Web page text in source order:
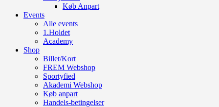
Køb Anpart
Events
Alle events
1.Holdet
Academy
Shop
Billet/Kort
FREM Webshop
Sportyfied
Akademi Webshop
Køb anpart
Handels-betingelser